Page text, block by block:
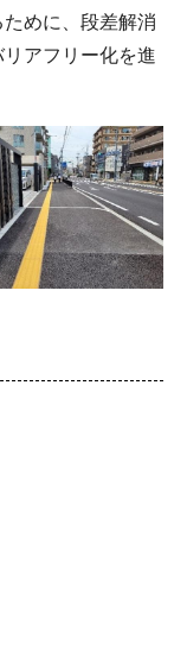
めに、段差解消
アフリー化を進